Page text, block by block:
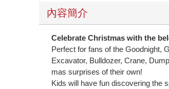
內容簡介
Celebrate Christmas with the
Perfect for fans of the Goodnight,
Excavator, Bulldozer, Crane,
mas surprises of their own!
Kids will have fun discovering the